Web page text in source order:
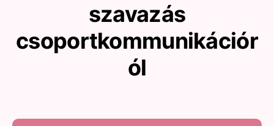
szavazás
csoportkommunikációr
ól